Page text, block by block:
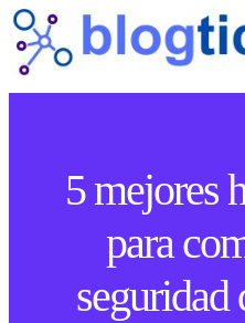
5 mejores
para
seguridad